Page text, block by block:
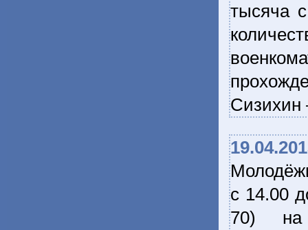
тысяча
Сизихин
с 14.00
70) на